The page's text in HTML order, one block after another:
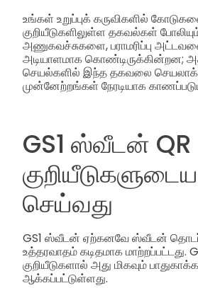
உங்கள் உறுப்புக் கருவிகளில்
குறியீடுகளிலுள்ள தகவல்கள் போலியும்,
அணுகவச்சுகளை, பராமரிப்பு
அடியாளமாக கொண்டிருக்கின்றன;
செயல்களில் இந்த தகவலை
முன்னேற்றங்கள் நேரடியாக
GS1 ஸ்வீடன் QR
செய்வது
GS1 ஸ்வீடன் ஏற்கனவே ஸ்வீடன்
உத்தரவாதம் கடிதமாக மாற்றப்பட்டது.
குறியீடுகளால் அது மிகவும்
ஆக்கப்பட்டுள்ளது.